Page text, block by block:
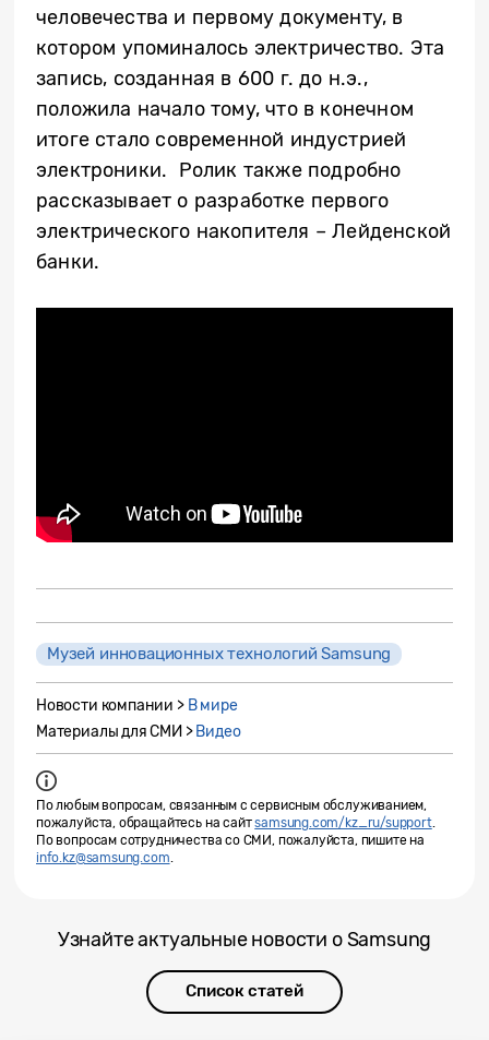
человечества и первому документу, в
котором упоминалось электричество. Эта
запись, созданная в 600 г. до н.э.,
положила начало тому, что в конечном
итоге стало современной индустрией
электроники. Ролик также подробно
рассказывает о разработке первого
электрического накопителя – Лейденской
банки.
Музей инновационных технологий Samsung
Новости компании > В мире
Материалы для СМИ > Видео
По любым вопросам, связанным с сервисным обслуживанием,
пожалуйста, обращайтесь на сайтsamsung.com/kz_ru/support.
По вопросам сотрудничества со СМИ, пожалуйста, пишите на
info.kz@samsung.com.
Узнайте актуальные новости о Samsung
Список статей